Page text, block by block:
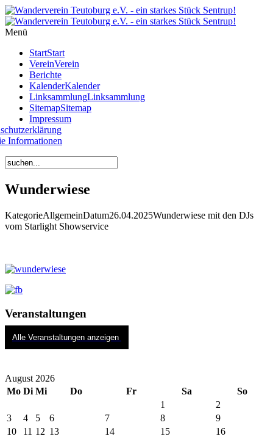
Menü
StartStart
VereinVerein
Berichte
KalenderKalender
LinksammlungLinksammlung
SitemapSitemap
Impressum
Informationen
Wunderwiese
KategorieAllgemeinDatum26.04.2025Wunderwiese mit den DJs
vom Starlight Showservice
Veranstaltungen
Alle Veranstaltungen anzeigen
Year
Month
Year
Month
August 2026
Mo Di Mi Do Fr Sa
So
1
2
3
4 5 6 7 8
9
10
11 12 13 14 15 16